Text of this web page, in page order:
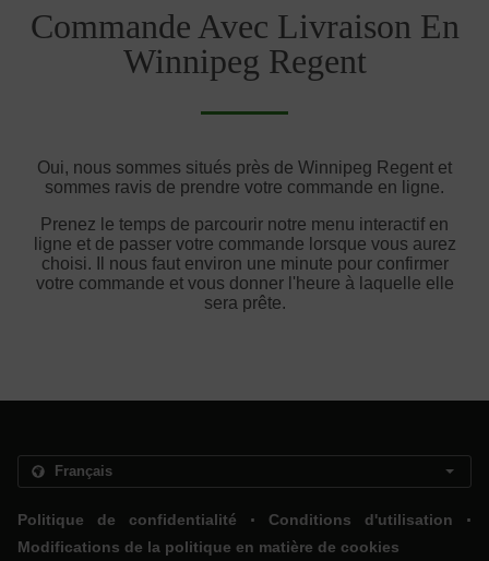
Commande Avec Livraison En
Winnipeg Regent
Oui, nous sommes situés près de Winnipeg Regent et
sommes ravis de prendre votre commande en ligne.
Prenez le temps de parcourir notre menu interactif en
ligne et de passer votre commande lorsque vous aurez
choisi. Il nous faut environ une minute pour confirmer
votre commande et vous donner l'heure à laquelle elle
sera prête.
Politique de confidentialité . Conditions d'utilisation .
Modifications de la politique en matière de cookies